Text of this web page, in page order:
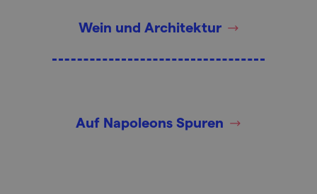
Wein und Architektur
Auf Napoleons Spuren